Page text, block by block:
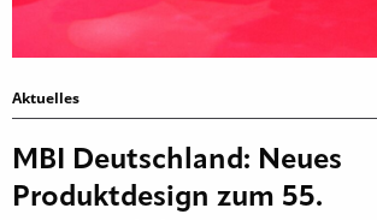
Aktuelles
MBI Deutschland: Neues
Produktdesign zum 55.